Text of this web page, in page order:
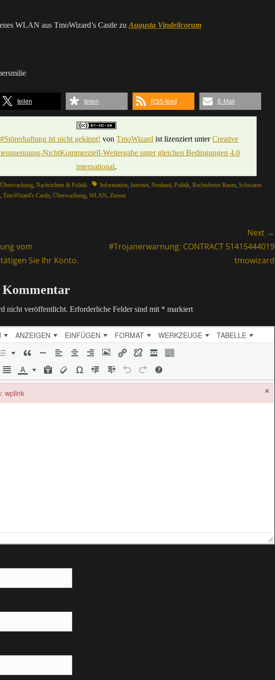
WLAN aus TmoWizard’s Castle zu Augusta Vindelicorum
teilen teilen RSS-feed E-Mail
ist nicht gekippt! von TmoWizard ist lizenziert unterCreative
NichtKommerziell-Weitergabe unter gleichen Bedingungen 4.0
international.
, Nachrichten & Politik TagsInformation, Internet, Neuland, Politik, Rechtsfreier Raum, Schwarze
, TmoWizard's Castle, Überwachung, WLAN, Zensur
vom
Sie Ihr Konto.
Next →
Next#Trojanerwarnung: CONTRACT 51415444019
tmowizard
Kommentar
nicht veröffentlicht. Erforderliche Felder sind mit * markiert
ANZEIGEN EINFÜGEN FORMAT WERKZEUGE TABELLE
wplink ×